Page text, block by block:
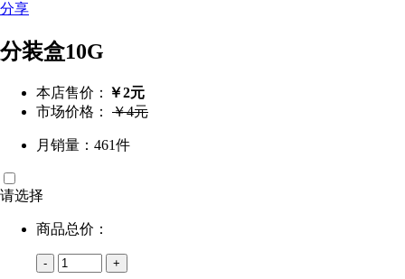
分享
分装盒10G
本店售价： ￥2元
市场价格： ￥4元
月销量：461件
请选择
商品总价：
- +